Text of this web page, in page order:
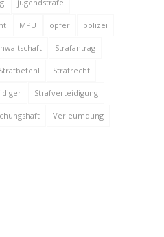
jugendstrafe
MPU opfer polizei
Strafantrag
Strafbefehl Strafrecht
Strafverteidigung
Verleumdung